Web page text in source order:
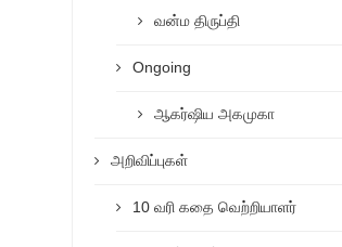
வன்ம திருப்தி
Ongoing
ஆகர்ஷிய அகமுகா
அறிவிப்புகள்
10 வரி கதை வெற்றியாளர்